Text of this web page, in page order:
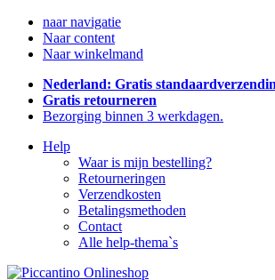
naar navigatie
Naar content
Naar winkelmand
Nederland: Gratis
Gratis retourneren
Bezorging binnen 3 werkdagen.
Help
Waar is mijn bestelling?
Retourneringen
Verzendkosten
Betalingsmethoden
Contact
Alle help-thema`s